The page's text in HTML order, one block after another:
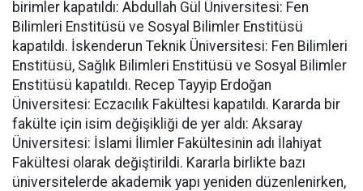
birimler kapatıldı: Abdullah Gül Üniversitesi: Fen
Bilimleri Enstitüsü ve Sosyal Bilimler Enstitüsü
kapatıldı. İskenderun Teknik Üniversitesi: Fen Bilimleri
Enstitüsü, Sağlık Bilimleri Enstitüsü ve Sosyal Bilimler
Enstitüsü kapatıldı. Recep Tayyip Erdoğan
Üniversitesi: Eczacılık Fakültesi kapatıldı. Kararda bir
fakülte için isim değişikliği de yer aldı: Aksaray
Üniversitesi: İslami İlimler Fakültesinin adı İlahiyat
Fakültesi olarak değiştirildi. Kararla birlikte bazı
üniversitelerde akademik yapı yeniden düzenlenirken,